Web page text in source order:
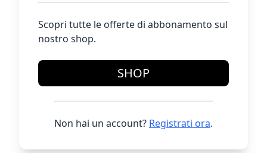
Scopri tutte le offerte di abbonamento sul
nostro shop.
SHOP
Non hai un account? Registrati ora.